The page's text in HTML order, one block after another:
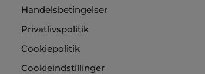
Handelsbetingelser
Privatlivspolitik
Cookiepolitik
Cookieindstillinger